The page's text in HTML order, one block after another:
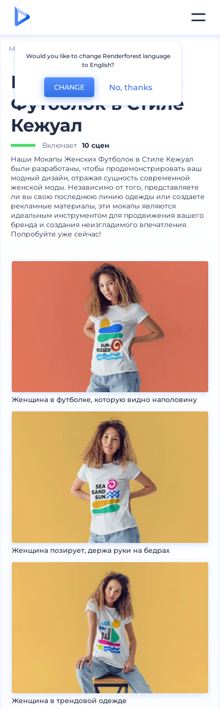
Мокапы
Мокапы Женских
Футболок в Стиле
Кежуал
Включает 10 сцен
Наши Мокапы Женских Футболок в Стиле Кежуал
были разработаны, чтобы продемонстрировать ваш
модный дизайн, отражая сущность современной
женской моды. Независимо от того, представляете
ли вы свою последнюю линию одежды или создаете
рекламные материалы, эти мокапы являются
идеальным инструментом для продвижения вашего
бренда и создания неизгладимого впечатления.
Попробуйте уже сейчас!
Женщина в футболке, которую видно наполовину
Женщина позирует, держа руки на бедрах
Женщина в трендовой одежде
Would you like to change Renderforest language
to English?
CHANGE No, thanks